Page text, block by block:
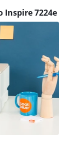
Inspire 7224e